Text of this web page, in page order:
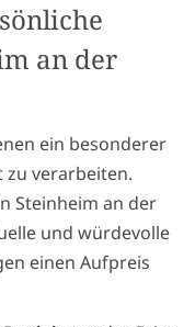
an der
ein besonderer
zu verarbeiten.
Steinheim an der
und würdevolle
einen Aufpreis